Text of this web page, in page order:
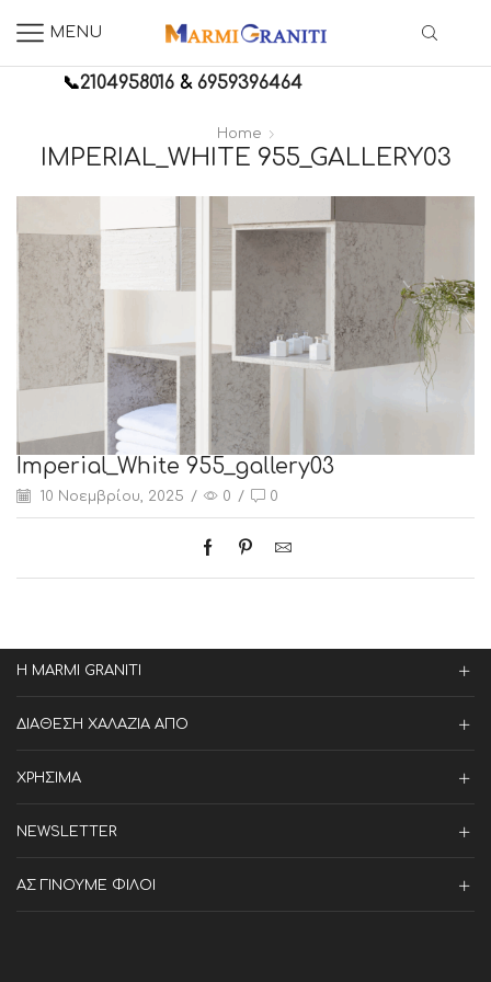
MENU
📞2104958016 &6959396464
Home
IMPERIAL_WHITE 955_GALLERY03
Imperial_White 955_gallery03
10 Νοεμβρίου, 2025 / 0 / 0
Η MARMI GRANITI
ΔΙΑΘΕΣΗ ΧΑΛΑΖΙΑ ΑΠΟ
ΧΡΗΣΙΜΑ
NEWSLETTER
ΑΣ ΓΙΝΟΥΜΕ ΦΙΛΟΙ